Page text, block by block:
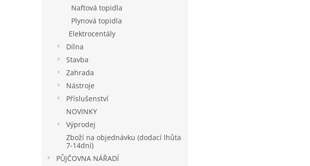
Naftová topidla
Plynová topidla
Elektrocentály
Dílna
Stavba
Zahrada
Nástroje
Příslušenství
NOVINKY
Výprodej
Zboží na objednávku (dodací lhůta
7-14dní)
PŮJČOVNA NÁŘADÍ